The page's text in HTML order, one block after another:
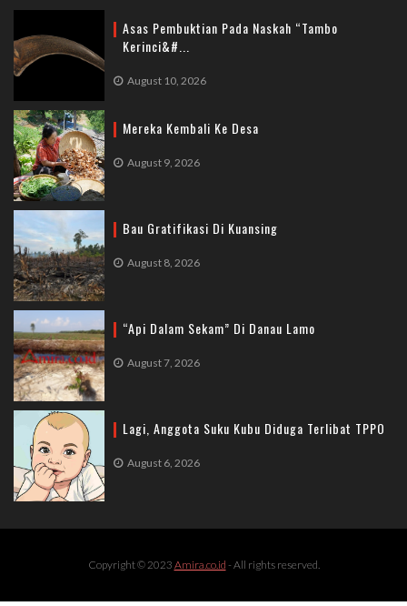
Asas Pembuktian Pada Naskah “Tambo
Kerinci&#...
August 10, 2026
Mereka Kembali Ke Desa
August 9, 2026
Bau Gratifikasi Di Kuansing
August 8, 2026
“Api Dalam Sekam” Di Danau Lamo
August 7, 2026
Lagi, Anggota Suku Kubu Diduga Terlibat TPPO
August 6, 2026
Copyright © 2023 Amira.co.id - All rights reserved.